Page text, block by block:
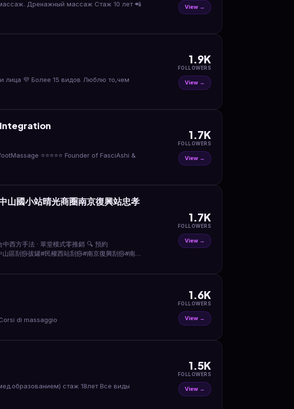
10 лет 📲
View →
15 видов Люблю то,чем
1.9K
FOLLOWERS
View →
⭐⭐⭐⭐⭐ Founder of FasciAshi &
1.7K
FOLLOWERS
View →
國小站晴光商圈南京復興站忠孝
中西方手法 · 單堂模式零推銷 🔍 預約
區刮痧拔罐#民權西站刮痧#南京復興刮痧#南京
1.7K
FOLLOWERS
View →
di massaggio
1.6K
FOLLOWERS
View →
стаж 18лет Все виды
1.5K
FOLLOWERS
View →